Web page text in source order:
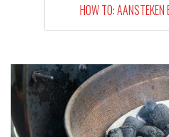
HOW TO: AANSTEKEN